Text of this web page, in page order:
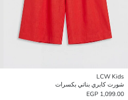
LCW Kids
شورت كابري بناتي بكسرات
1,099.00 EGP